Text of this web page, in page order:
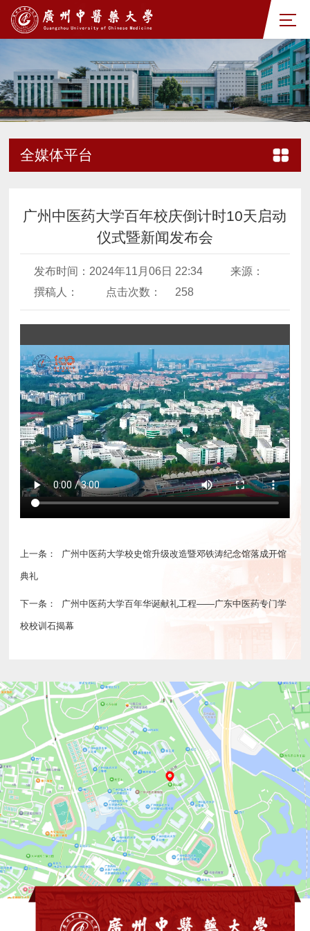
全媒体平台
广州中医药大学百年校庆倒计时10天启动
仪式暨新闻发布会
发布时间：2024年11月06日 22:34
来源：
撰稿人：
点击次数： 258
上一条： 广州中医药大学校史馆升级改造暨邓铁涛纪念馆落成开馆
典礼
下一条： 广州中医药大学百年华诞献礼工程——广东中医药专门学
校校训石揭幕